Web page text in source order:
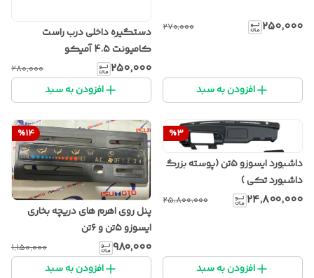
۲۵۰٬۰۰۰ ۲۷۰٬۰۰۰
افزودن به سبد
دستگیره داخلی درب راست
کامیونت 4.5 آمیکو
۲۵۰٬۰۰۰ ۲۸۰٬۰۰۰
افزودن به سبد
%3
داشبورد ایسوزو ۵تن (پوسته بزرگ
داشبورد تکی )
۲۴٬۸۰۰٬۰۰۰ ۲۵٬۸۰۰٬۰۰۰
افزودن به سبد
%14
پنل روی اهرم های دریچه بخاری
ایسوزو ۵تن و ۶تن
۹۸۰٬۰۰۰ ۱٬۱۵۰٬۰۰۰
افزودن به سبد